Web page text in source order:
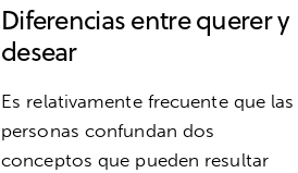
Diferencias entre querer y
desear
Es relativamente frecuente que las
personas confundan dos
conceptos que pueden resultar